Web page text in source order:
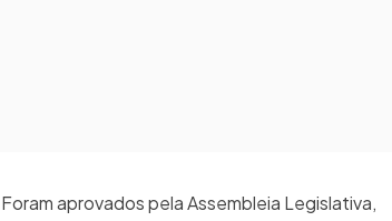
Foram aprovados pela Assembleia Legislativa,